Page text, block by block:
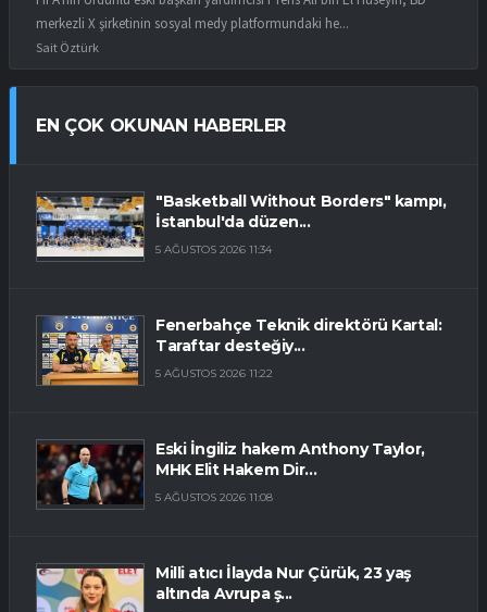
merkezli X şirketinin sosyal medy platformundaki he...
Sait Öztürk
EN ÇOK OKUNAN HABERLER
"Basketball Without Borders" kampı,
İstanbul'da düzen...
5 AĞUSTOS 2026 11:34
Fenerbahçe Teknik direktörü Kartal:
Taraftar desteğiy...
5 AĞUSTOS 2026 11:22
Eski İngiliz hakem Anthony Taylor,
MHK Elit Hakem Dir...
5 AĞUSTOS 2026 11:08
Milli atıcı İlayda Nur Çürük, 23 yaş
altında Avrupa ş...